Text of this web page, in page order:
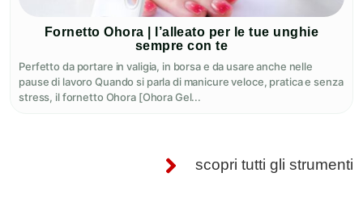
Fornetto Ohora | l’alleato per le tue unghie
sempre con te
Perfetto da portare in valigia, in borsa e da usare anche nelle
pause di lavoro Quando si parla di manicure veloce, pratica e senza
stress, il fornetto Ohora [Ohora Gel...
scopri tutti gli strumenti